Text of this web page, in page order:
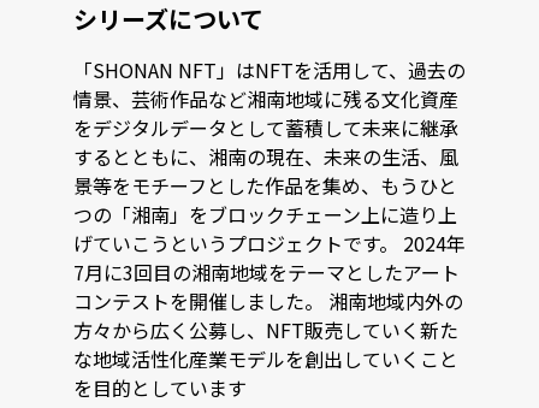
シリーズについて
「SHONAN NFT」はNFTを活用して、過去の
情景、芸術作品など湘南地域に残る文化資産
をデジタルデータとして蓄積して未来に継承
するとともに、湘南の現在、未来の生活、風
景等をモチーフとした作品を集め、もうひと
つの「湘南」をブロックチェーン上に造り上
げていこうというプロジェクトです。 2024年
7月に3回目の湘南地域をテーマとしたアート
コンテストを開催しました。 湘南地域内外の
方々から広く公募し、NFT販売していく新た
な地域活性化産業モデルを創出していくこと
を目的としています